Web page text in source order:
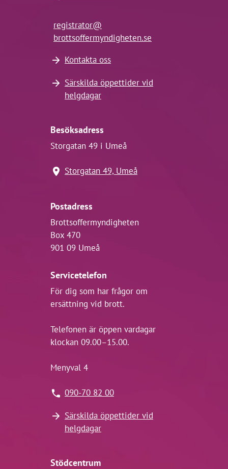
registrator@
brottsoffermyndigheten.se
Kontakta oss
Särskilda öppettider vid
helgdagar
Besöksadress
Storgatan 49 i Umeå
Storgatan 49, Umeå
Postadress
Brottsoffermyndigheten
Box 470
901 09 Umeå
Servicetelefon
För dig som har frågor om
ersättning vid brott.
Telefonen är öppen vardagar
klockan 09.00–15.00.
Menyval 4
090-70 82 00
Särskilda öppettider vid
helgdagar
Stödcentrum